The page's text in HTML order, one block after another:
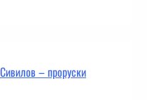
– проруски